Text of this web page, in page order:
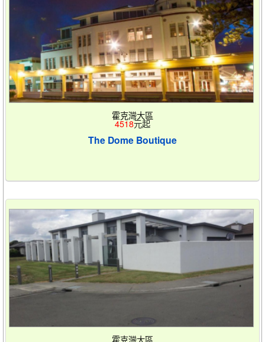
霍克灣大區
4518元起
The Dome Boutique
霍克灣大區